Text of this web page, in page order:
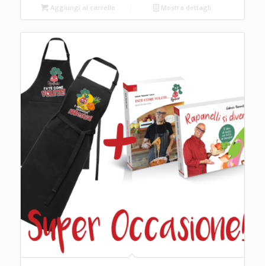
Aggiungi al carrello Mostra dettagli